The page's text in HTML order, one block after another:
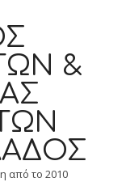
&
από το 2010